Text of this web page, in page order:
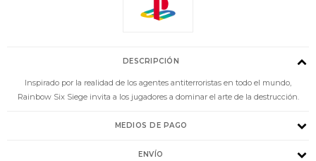
DESCRIPCIÓN
Inspirado por la realidad de los agentes antiterroristas en todo el mundo,
Rainbow Six Siege invita a los jugadores a dominar el arte de la destrucción.
MEDIOS DE PAGO
ENVÍO